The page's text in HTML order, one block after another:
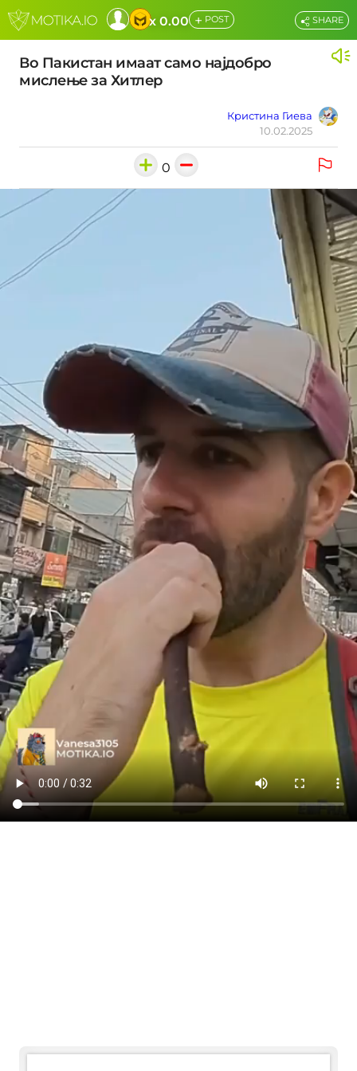
x 0.00 + POST
Во Пакистан имаат само најдобро
мислење за Хитлер
Кристина Гиева
10.02.2025
SHARE
0